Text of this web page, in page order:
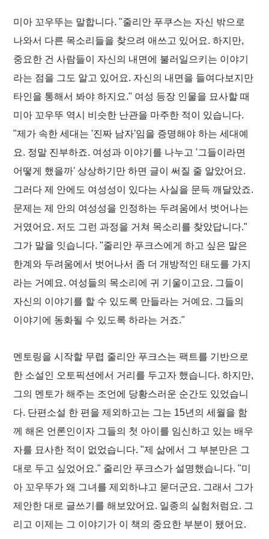
미아 꼬우뚜는 말합니다. "줄리안 푸쿠스는 자신 밖으로
나와서 다른 목소리들을 찾으려 애쓰고 있어요. 하지만,
중요한 건 사람들이 자신의 내면에 불러일으키는 이야기
라는 점을 그도 알고 있어요. 자신의 내면을 들여다보지만
타인을 통해서 봐야 하지요." 여성 등장 인물을 묘사할 때
미아 꼬우뚜 역시 비슷한 난관을 마주한 적이 있습니다.
"제가 속한 세대는 '진짜 남자'임을 증명해야 하는 세대예
요. 정말 진부하죠. 여성과 이야기를 나누고 '그들이라면
어떻게 했을까' 상상하기만 하면 글이 써질 줄 알았어요.
그러다 제 안에도 여성성이 있다는 사실을 문득 깨달았죠.
문제는 제 안의 여성성을 인정하는 두려움에서 벗어나는
거였어요. 저도 그런 과정을 거쳐 목소리를 찾았답니다."
그가 말을 잇습니다. "줄리안 푸크스에게 하고 싶은 말은
한계와 두려움에서 벗어나서 좀 더 개방적인 태도를 가지
라는 거예요. 여성들의 목소리에 귀 기울이고요. 그들이
자신의 이야기를 할 수 있도록 만들라는 거예요. 그들의
이야기에 동화될 수 있도록 하라는 거죠."
멘토링을 시작할 무렵 줄리안 푸크스는 팩트를 기반으로
한 소설인 오토픽션에서 거리를 두고자 했습니다. 하지만,
그의 멘토가 해주는 조언에 당황스러운 순간도 있었습니
다. 단편소설 한 편을 제외하고는 그는 15년의 세월을 함
께 해온 언론인이자 그들의 첫 아이를 임신하고 있는 배우
자를 묘사한 적이 없었습니다. "제 삶에서 그 부분만은 그
대로 두고 싶었어요." 줄리안 푸크스가 설명했습니다. "미
아 꼬우뚜가 왜 그녀를 제외하냐고 묻더군요. 그래서 그가
제안한 대로 글쓰기를 해보았어요. 일종의 실험처럼요. 그
리고 이제는 그 이야기가 이 책의 중요한 부분이 됐어요.